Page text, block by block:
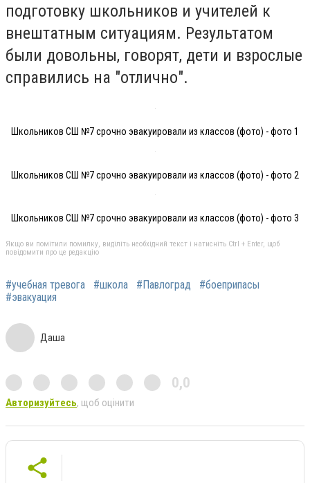
подготовку школьников и учителей к
внештатным ситуациям. Результатом
были довольны, говорят, дети и взрослые
справились на "отлично".
Школьников СШ №7 срочно эвакуировали из классов (фото) - фото 1
Школьников СШ №7 срочно эвакуировали из классов (фото) - фото 2
Школьников СШ №7 срочно эвакуировали из классов (фото) - фото 3
Якщо ви помітили помилку, виділіть необхідний текст і натисніть Ctrl + Enter, щоб
повідомити про це редакцію
#учебная тревога #школа #Павлоград
#боеприпасы
#эвакуация
Даша
0,0
Авторизуйтесь, щоб оцінити